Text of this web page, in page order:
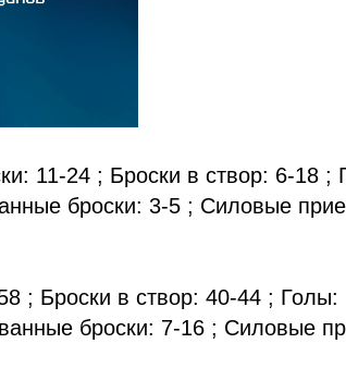
11-24 ; Броски в створ: 6-18 ;
броски: 3-5 ; Силовые
; Броски в створ: 40-44 ; Голы:
броски: 7-16 ; Силовые